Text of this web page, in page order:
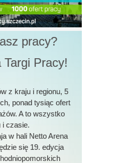
pracy?
Targi Pracy!
z kraju i regionu, 5
ponad tysiąc ofert
A to wszystko
i czasie.
w hali Netto Arena
się 19. edycja